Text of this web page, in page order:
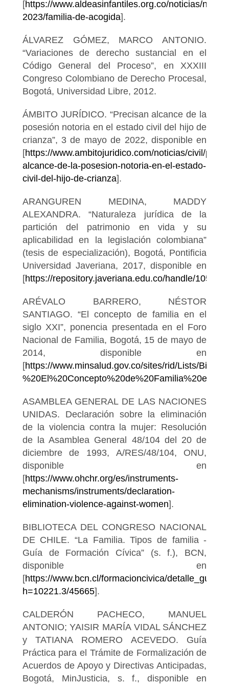
[https://www.aldeasinfantiles.org.co/noticias/
2023/familia-de-acogida].
ÁLVAREZ GÓMEZ, MARCO ANTONIO.
“Variaciones de derecho sustancial en el
Código General del Proceso”, en XXXIII
Congreso Colombiano de Derecho Procesal,
Bogotá, Universidad Libre, 2012.
ÁMBITO JURÍDICO. “Precisan alcance de la
posesión notoria en el estado civil del hijo de
crianza”, 3 de mayo de 2022, disponible en
[https://www.ambitojuridico.com/noticias/civil/
alcance-de-la-posesion-notoria-en-el-estado-
civil-del-hijo-de-crianza].
ARANGUREN MEDINA, MADDY
ALEXANDRA. “Naturaleza jurídica de la
partición del patrimonio en vida y su
aplicabilidad en la legislación colombiana”
(tesis de especialización), Bogotá, Pontificia
Universidad Javeriana, 2017, disponible en
[https://repository.javeriana.edu.co/handle/10554/
ARÉVALO BARRERO, NÉSTOR
SANTIAGO. “El concepto de familia en el
siglo XXI”, ponencia presentada en el Foro
Nacional de Familia, Bogotá, 15 de mayo de
2014, disponible en
[https://www.minsalud.gov.co/sites/rid/Lists/
ASAMBLEA GENERAL DE LAS NACIONES
UNIDAS. Declaración sobre la eliminación
de la violencia contra la mujer: Resolución
de la Asamblea General 48/104 del 20 de
diciembre de 1993, A/RES/48/104, ONU,
disponible en
[https://www.ohchr.org/es/instruments-
mechanisms/instruments/declaration-
elimination-violence-against-women].
BIBLIOTECA DEL CONGRESO NACIONAL
DE CHILE. “La Familia. Tipos de familia -
Guía de Formación Cívica” (s. f.), BCN,
disponible en
[https://www.bcn.cl/formacioncivica/detalle_guia?
h=10221.3/45665].
CALDERÓN PACHECO, MANUEL
ANTONIO; YAISIR MARÍA VIDAL SÁNCHEZ
y TATIANA ROMERO ACEVEDO. Guía
Práctica para el Trámite de Formalización de
Acuerdos de Apoyo y Directivas Anticipadas,
Bogotá, MinJusticia, s. f., disponible en